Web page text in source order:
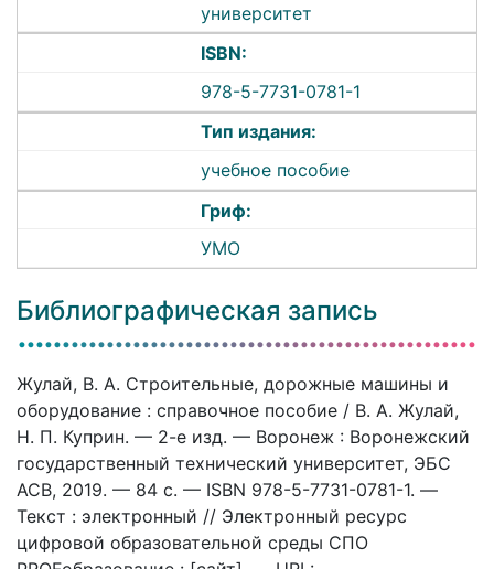
университет
ISBN:
978-5-7731-0781-1
Тип издания:
учебное пособие
Гриф:
УМО
Библиографическая запись
Жулай, В. А. Строительные, дорожные машины и
оборудование : справочное пособие / В. А. Жулай,
Н. П. Куприн. — 2-е изд. — Воронеж : Воронежский
государственный технический университет, ЭБС
АСВ, 2019. — 84 c. — ISBN 978-5-7731-0781-1. —
Текст : электронный // Электронный ресурс
цифровой образовательной среды СПО